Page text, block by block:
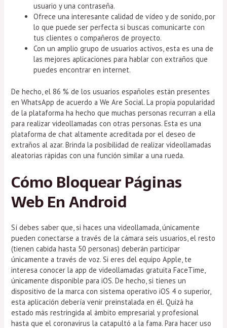
usuario y una contraseña.
Ofrece una interesante calidad de vídeo y de sonido, por
lo que puede ser perfecta si buscas comunicarte con
tus clientes o compañeros de proyecto.
Con un amplio grupo de usuarios activos, esta es una de
las mejores aplicaciones para hablar con extraños que
puedes encontrar en internet.
De hecho, el 86 % de los usuarios españoles están presentes
en WhatsApp de acuerdo a We Are Social. La propia popularidad
de la plataforma ha hecho que muchas personas recurran a ella
para realizar videollamadas con otras personas. Esta es una
plataforma de chat altamente acreditada por el deseo de
extraños al azar. Brinda la posibilidad de realizar videollamadas
aleatorias rápidas con una función similar a una rueda.
Cómo Bloquear Páginas
Web En Android
Sí debes saber que, si haces una videollamada, únicamente
pueden conectarse a través de la cámara seis usuarios, el resto
(tienen cabida hasta 50 personas) deberán participar
únicamente a través de voz. Si eres del equipo Apple, te
interesa conocer la app de videollamadas gratuita FaceTime,
únicamente disponible para iOS. De hecho, si tienes un
dispositivo de la marca con sistema operativo iOS 4 o superior,
esta aplicación debería venir preinstalada en él. Quizá ha
estado más restringida al ámbito empresarial y profesional
hasta que el coronavirus la catapultó a la fama. Para hacer uso